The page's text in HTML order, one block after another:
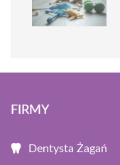
FIRMY
Dentysta Żagań